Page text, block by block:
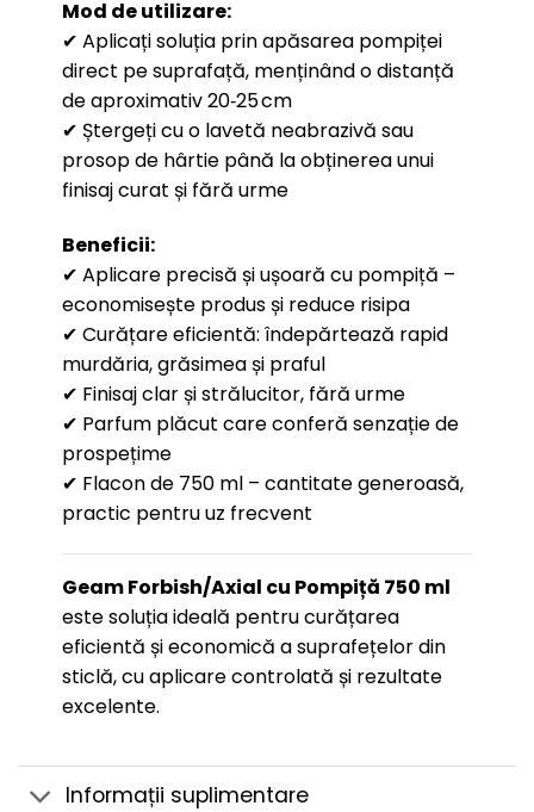
Mod de utilizare:
✔ Aplicați soluția prin apăsarea pompiței
direct pe suprafață, menținând o distanță
de aproximativ 20‑25 cm
✔ Ștergeți cu o lavetă neabrazivă sau
prosop de hârtie până la obținerea unui
finisaj curat și fără urme
Beneficii:
✔ Aplicare precisă și ușoară cu pompiță –
economisește produs și reduce risipa
✔ Curățare eficientă: îndepărtează rapid
murdăria, grăsimea și praful
✔ Finisaj clar și strălucitor, fără urme
✔ Parfum plăcut care conferă senzație de
prospețime
✔ Flacon de 750 ml – cantitate generoasă,
practic pentru uz frecvent
Geam Forbish/Axial cu Pompiță 750 ml
este soluția ideală pentru curățarea
eficientă și economică a suprafețelor din
sticlă, cu aplicare controlată și rezultate
excelente.
Informații suplimentare